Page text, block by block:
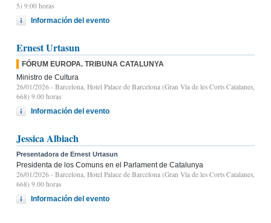
5) 9:00 horas
Información del evento
Ernest Urtasun
FÓRUM EUROPA. TRIBUNA CATALUNYA
Ministro de Cultura
26/01/2026 - Barcelona, Hotel Palace de Barcelona (Gran Vía de les Corts Catalanes,
668) 9.00 horas
Información del evento
Jessica Albiach
Presentadora de Ernest Urtasun
Presidenta de los Comuns en el Parlament de Catalunya
26/01/2026 - Barcelona, Hotel Palace de Barcelona (Gran Vía de les Corts Catalanes,
668) 9.00 horas
Información del evento